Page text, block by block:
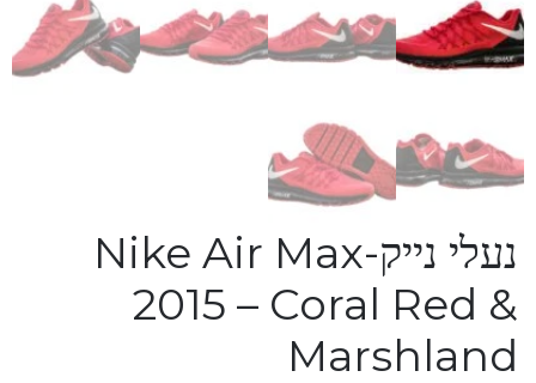
נעלי נייק-Nike Air Max
2015 – Coral Red &
Marshland